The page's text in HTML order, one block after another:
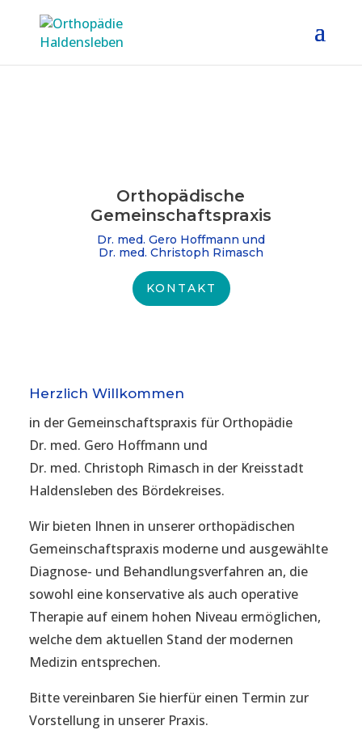
Orthopädische
Gemeinschafts­praxis
Dr. med. Gero Hoffmann und
Dr. med. Christoph Rimasch
KONTAKT
Herzlich Willkommen
in der Gemeinschaftspraxis für Orthopädie
Dr. med. Gero Hoffmann und
Dr. med. Christoph Rimasch in der Kreisstadt
Haldensleben des Bördekreises.
Wir bieten Ihnen in unserer orthopädischen
Gemeinschaftspraxis moderne und ausgewählte
Diagnose- und Behandlungsverfahren an, die
sowohl eine konservative als auch operative
Therapie auf einem hohen Niveau ermöglichen,
welche dem aktuellen Stand der modernen
Medizin entsprechen.
Bitte vereinbaren Sie hierfür einen Termin zur
Vorstellung in unserer Praxis.